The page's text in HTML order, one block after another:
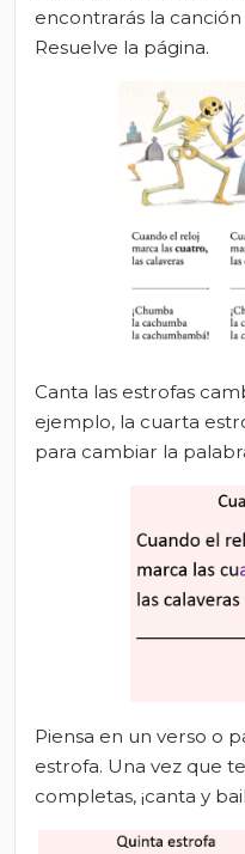
encontrarás la
Resuelve la página.
Canta las estrofas
ejemplo, la cuarta
para cambiar la
Piensa en un verso o
estrofa. Una vez que
completas, ¡canta y